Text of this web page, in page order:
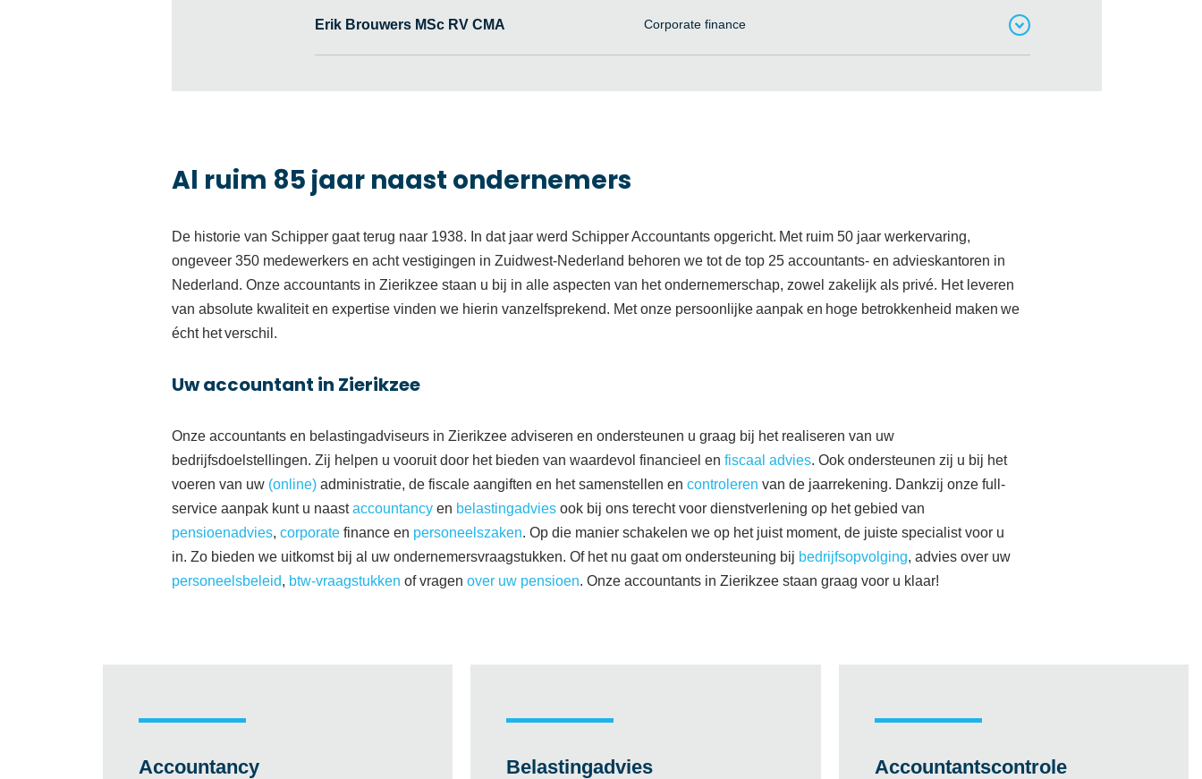
Erik Brouwers MSc RV CMA Corporate finance
Al ruim 85 jaar naast ondernemers
De historie van Schipper gaat terug naar 1938. In dat jaar werd Schipper Accountants opgericht. Met ruim 50 jaar werkervaring,
ongeveer 350 medewerkers en acht vestigingen in Zuidwest-Nederland behoren we tot de top 25 accountants- en advieskantoren in
Nederland. Onze accountants in Zierikzee staan u bij in alle aspecten van het ondernemerschap, zowel zakelijk als privé. Het leveren
van absolute kwaliteit en expertise vinden we hierin vanzelfsprekend. Met onze persoonlijke aanpak en hoge betrokkenheid maken we
écht het verschil.
Uw accountant in Zierikzee
Onze accountants en belastingadviseurs in Zierikzee adviseren en ondersteunen u graag bij het realiseren van uw
bedrijfsdoelstellingen. Zij helpen u vooruit door het bieden van waardevol financieel en fiscaal advies. Ook ondersteunen zij u bij het
voeren van uw (online) administratie, de fiscale aangiften en het samenstellen en controleren van de jaarrekening. Dankzij onze full-
service aanpak kunt u naastaccountancy en belastingadvies ook bij ons terecht voor dienstverlening op het gebied van
pensioenadvies, corporate finance en personeelszaken. Op die manier schakelen we op het juist moment, de juiste specialist voor u
in. Zo bieden we uitkomst bij al uw ondernemersvraagstukken. Of het nu gaat om ondersteuning bij bedrijfsopvolging, advies over uw
personeelsbeleid, btw-vraagstukken ofvragen over uw pensioen. Onze accountants in Zierikzee staan graag voor u klaar!
Accountancy Belastingadvies Accountantscontrole